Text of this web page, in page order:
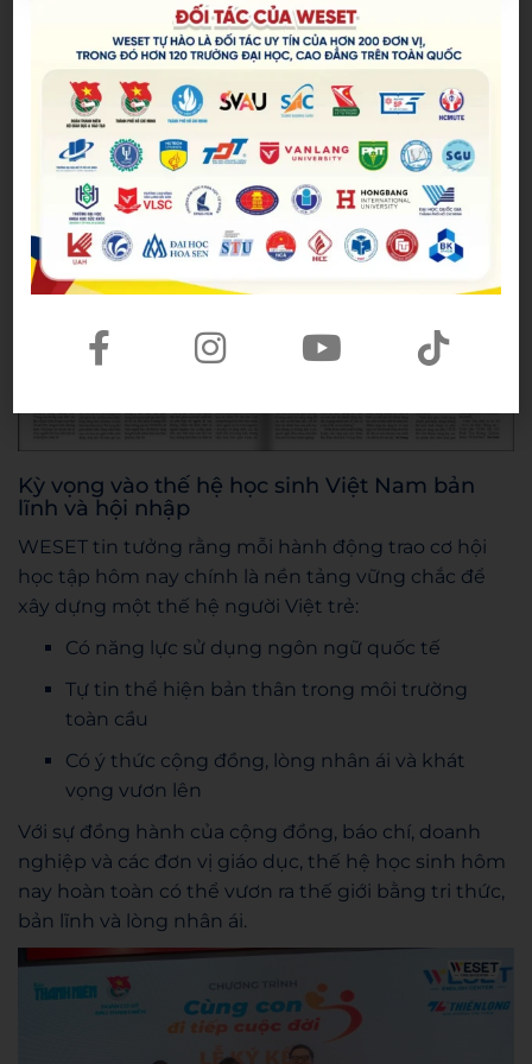
bất kỳ hoàn cảnh nào, đều được tiếp cận với một
nền giáo dục chất lượng, nhân văn và đầy cảm
hứng.
Kỳ vọng vào thế hệ học sinh Việt Nam bản
lĩnh và hội nhập
WESET tin tưởng rằng mỗi hành động trao cơ hội
học tập hôm nay chính là nền tảng vững chắc để
xây dựng một thế hệ người Việt trẻ:
Có năng lực sử dụng ngôn ngữ quốc tế
Tự tin thể hiện bản thân trong môi trường
toàn cầu
Có ý thức cộng đồng, lòng nhân ái và khát
vọng vươn lên
Với sự đồng hành của cộng đồng, báo chí, doanh
nghiệp và các đơn vị giáo dục, thế hệ học sinh hôm
nay hoàn toàn có thể vươn ra thế giới bằng tri thức,
bản lĩnh và lòng nhân ái.